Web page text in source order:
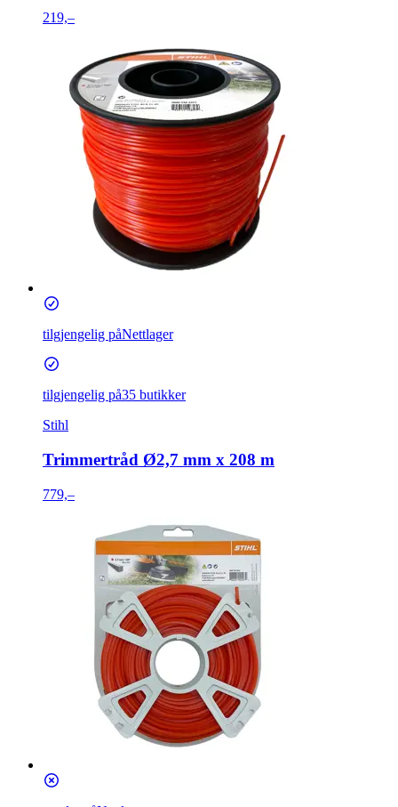
219,–
tilgjengelig påNettlager
tilgjengelig på35 butikker
Stihl
Trimmertråd Ø2,7 mm x 208 m
779,–